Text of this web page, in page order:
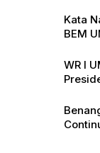
Kata
BEM
WR I